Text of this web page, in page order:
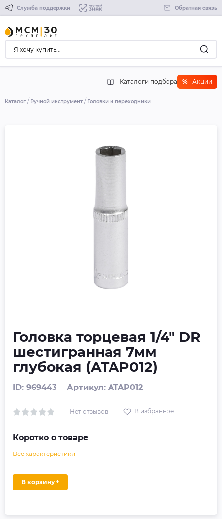
Служба поддержки Обратная связь
Каталоги подбора % Акции
Каталог Ручной инструмент Головки и переходники
Головка торцевая 1/4" DR
шестигранная 7мм
глубокая (ATAP012)
ID: 969443 Артикул: ATAP012
Нет отзывов В избранное
Коротко о товаре
Все характеристики
В корзину +